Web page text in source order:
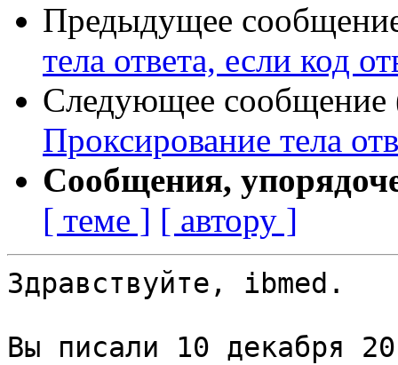
Предыдущее
тела ответа, если код
Следующее сообщение
Проксирование тела
Сообщения,
[ теме ] [ автору ]
Здравствуйте, ibmed.
Вы писали 10 декабря